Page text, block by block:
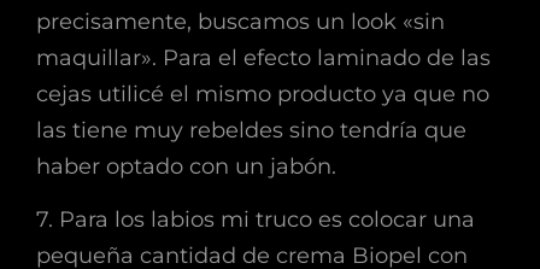
precisamente, buscamos un look «sin
maquillar». Para el efecto laminado de las
cejas utilicé el mismo producto ya que no
las tiene muy rebeldes sino tendría que
haber optado con un jabón.
7. Para los labios mi truco es colocar una
pequeña cantidad de crema Biopel con